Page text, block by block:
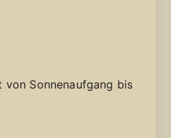
Sonnenaufgang bis